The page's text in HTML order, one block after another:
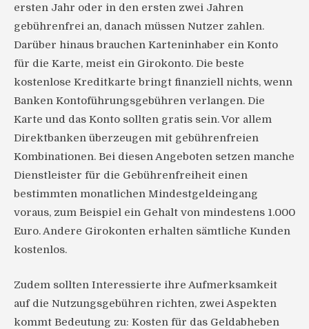
ersten Jahr oder in den ersten zwei Jahren
gebührenfrei an, danach müssen Nutzer zahlen.
Darüber hinaus brauchen Karteninhaber ein Konto
für die Karte, meist ein Girokonto. Die beste
kostenlose Kreditkarte bringt finanziell nichts, wenn
Banken Kontoführungsgebühren verlangen. Die
Karte und das Konto sollten gratis sein. Vor allem
Direktbanken überzeugen mit gebührenfreien
Kombinationen. Bei diesen Angeboten setzen manche
Dienstleister für die Gebührenfreiheit einen
bestimmten monatlichen Mindestgeldeingang
voraus, zum Beispiel ein Gehalt von mindestens 1.000
Euro. Andere Girokonten erhalten sämtliche Kunden
kostenlos.
Zudem sollten Interessierte ihre Aufmerksamkeit
auf die Nutzungsgebühren richten, zwei Aspekten
kommt Bedeutung zu: Kosten für das Geldabheben